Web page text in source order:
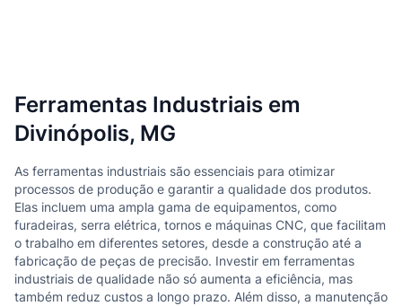
Ferramentas Industriais em
Divinópolis, MG
As ferramentas industriais são essenciais para otimizar
processos de produção e garantir a qualidade dos produtos.
Elas incluem uma ampla gama de equipamentos, como
furadeiras, serra elétrica, tornos e máquinas CNC, que facilitam
o trabalho em diferentes setores, desde a construção até a
fabricação de peças de precisão. Investir em ferramentas
industriais de qualidade não só aumenta a eficiência, mas
também reduz custos a longo prazo. Além disso, a manutenção